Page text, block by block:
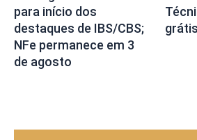
para início dos
destaques de IBS/CBS;
NFe permanece em 3
de agosto
grátis